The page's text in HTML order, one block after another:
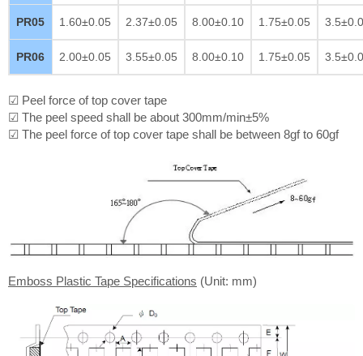
PR05 1.60±0.05 2.37±0.05 8.00±0.10 1.75±0.05
PR06 2.00±0.05 3.55±0.05 8.00±0.10 1.75±0.05
☑ Peel force of top cover tape
☑ The peel speed shall be about 300mm/min±5%
☑ The peel force of top cover tape shall be between 8gf to 60gf
Emboss Plastic Tape Specifications (Unit: mm)